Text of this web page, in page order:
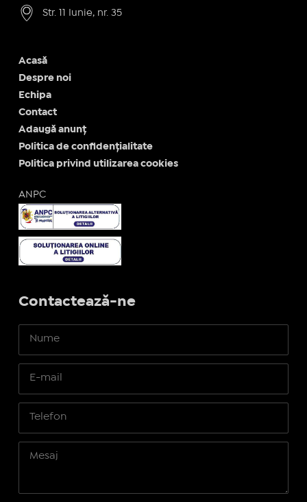
Str. 11 Iunie, nr. 35
Acasă
Despre noi
Echipa
Contact
Adaugă anunț
Politica de confidențialitate
Politica privind utilizarea cookies
ANPC
Contactează-ne